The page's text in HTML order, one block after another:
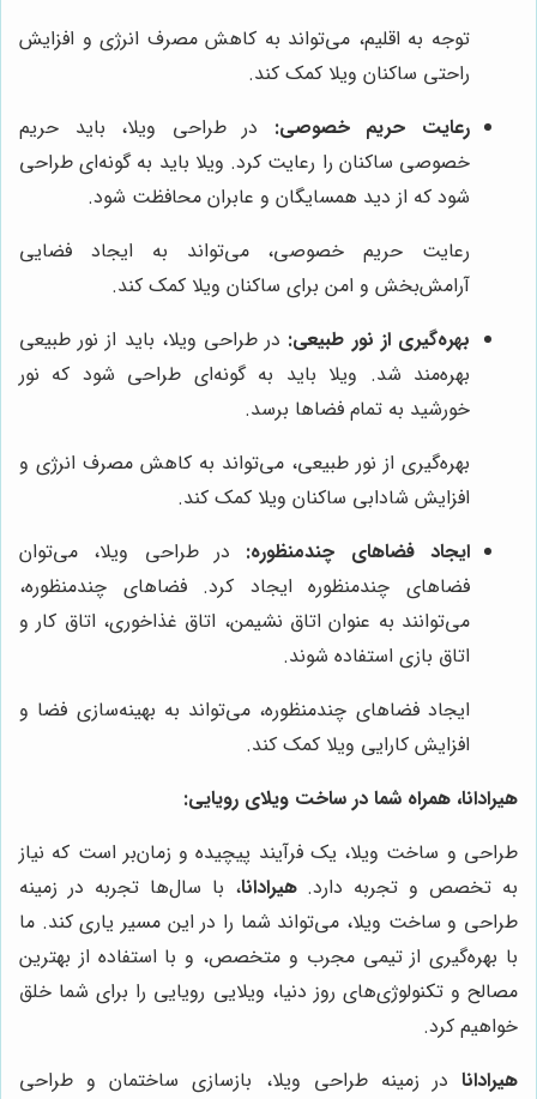
توجه به اقلیم، می‌تواند به کاهش مصرف انرژی و افزایش
راحتی ساکنان ویلا کمک کند.
رعایت حریم خصوصی: در طراحی ویلا، باید حریم
خصوصی ساکنان را رعایت کرد. ویلا باید به گونه‌ای طراحی
شود که از دید همسایگان و عابران محافظت شود.
رعایت حریم خصوصی، می‌تواند به ایجاد فضایی
آرامش‌بخش و امن برای ساکنان ویلا کمک کند.
بهره‌گیری از نور طبیعی: در طراحی ویلا، باید از نور طبیعی
بهره‌مند شد. ویلا باید به گونه‌ای طراحی شود که نور
خورشید به تمام فضاها برسد.
بهره‌گیری از نور طبیعی، می‌تواند به کاهش مصرف انرژی و
افزایش شادابی ساکنان ویلا کمک کند.
ایجاد فضاهای چندمنظوره: در طراحی ویلا، می‌توان
فضاهای چندمنظوره ایجاد کرد. فضاهای چندمنظوره،
می‌توانند به عنوان اتاق نشیمن، اتاق غذاخوری، اتاق کار و
اتاق بازی استفاده شوند.
ایجاد فضاهای چندمنظوره، می‌تواند به بهینه‌سازی فضا و
افزایش کارایی ویلا کمک کند.
هیرادانا، همراه شما در ساخت ویلای رویایی:
طراحی و ساخت ویلا، یک فرآیند پیچیده و زمان‌بر است که نیاز
به تخصص و تجربه دارد.هیرادانا، با سال‌ها تجربه در زمینه
طراحی و ساخت ویلا، می‌تواند شما را در این مسیر یاری کند. ما
با بهره‌گیری از تیمی مجرب و متخصص، و با استفاده از بهترین
مصالح و تکنولوژی‌های روز دنیا، ویلایی رویایی را برای شما خلق
خواهیم کرد.
هیرادانا در زمینه طراحی ویلا، بازسازی ساختمان و طراحی